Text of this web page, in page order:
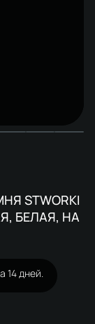
STWORKI
БЕЛАЯ, НА
14 дней.